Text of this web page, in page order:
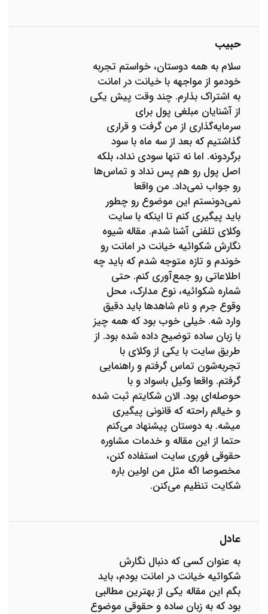
حبیب
سلام به همه دوستان، خواستم تجربه
خودمو از مواجهه با خیانت در امانت
به اشتراک بذارم. چند وقت پیش یکی
از آشنایان مبلغی پول برای
سرمایه‌گذاری از من گرفت و قراری
گذاشتیم که بعد از سه ماه با سود
برگردونه. اما نه تنها سودی نداد، بلکه
اصل پول رو هم پس نداد و تماس‌ها
رو جواب نمی‌داد. من واقعا
نمی‌دونستم این موضوع رو چطور
باید پیگیری کنم تا اینکه با سایت
وکلای تلفنی آشنا شدم. مقاله شیوه
نگارش شکوائیه خیانت در امانت رو
خوندم و تازه متوجه شدم که باید چه
اطلاعاتی رو جمع‌آوری کنم. حتی
شماره شکوائیه، نوع مدارک، محل
وقوع جرم و نام شاهدها باید دقیق
وارد شه. خیلی خوب بود که همه چیز
با زبان ساده توضیح داده شده بود. از
طریق سایت با یکی از وکلای با
تجربه‌شون تماس گرفتم و راهنمایی
گرفتم. واقعا وکیل باسواد و با
حوصله‌ای بود. الان شکایتم ثبت شده
و خیالم راحته که قانونی پیگیری
میشه. به دوستان پیشنهاد می‌کنم
حتما از این مقاله و خدمات مشاوره
حقوقی فوری سایت استفاده کنن،
مخصوصا اگه مثل من اولین باره
شکایت تنظیم می‌کنن.
عادل
به عنوان کسی که دنبال نگارش
شکوائیه خیانت در امانت بودم، باید
بگم این مقاله یکی از بهترین مطالبی
بود که به زبان ساده و حقوقی موضوع